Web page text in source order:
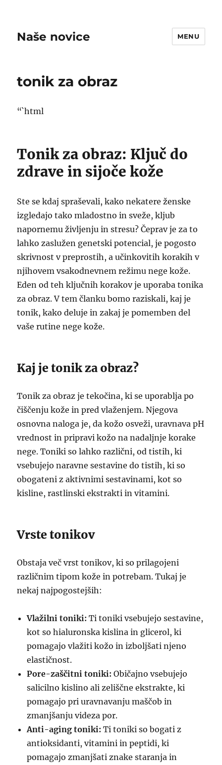
Naše novice MENU
tonik za obraz
“`html
Tonik za obraz: Ključ do
zdrave in sijoče kože
Ste se kdaj spraševali, kako nekatere ženske
izgledajo tako mladostno in sveže, kljub
napornemu življenju in stresu? Čeprav je za to
lahko zaslužen genetski potencial, je pogosto
skrivnost v preprostih, a učinkovitih korakih v
njihovem vsakodnevnem režimu nege kože.
Eden od teh ključnih korakov je uporaba tonika
za obraz. V tem članku bomo raziskali, kaj je
tonik, kako deluje in zakaj je pomemben del
vaše rutine nege kože.
Kaj je tonik za obraz?
Tonik za obraz je tekočina, ki se uporablja po
čiščenju kože in pred vlaženjem. Njegova
osnovna naloga je, da kožo osveži, uravnava pH
vrednost in pripravi kožo na nadaljnje korake
nege. Toniki so lahko različni, od tistih, ki
vsebujejo naravne sestavine do tistih, ki so
obogateni z aktivnimi sestavinami, kot so
kisline, rastlinski ekstrakti in vitamini.
Vrste tonikov
Obstaja več vrst tonikov, ki so prilagojeni
različnim tipom kože in potrebam. Tukaj je
nekaj najpogostejših:
Vlažilni toniki: Ti toniki vsebujejo sestavine,
kot so hialuronska kislina in glicerol, ki
pomagajo vlažiti kožo in izboljšati njeno
elastičnost.
Pore-zaščitni toniki: Običajno vsebujejo
salicilno kislino ali zeliščne ekstrakte, ki
pomagajo pri uravnavanju maščob in
zmanjšanju videza por.
Anti-aging toniki: Ti toniki so bogati z
antioksidanti, vitamini in peptidi, ki
pomagajo zmanjšati znake staranja in